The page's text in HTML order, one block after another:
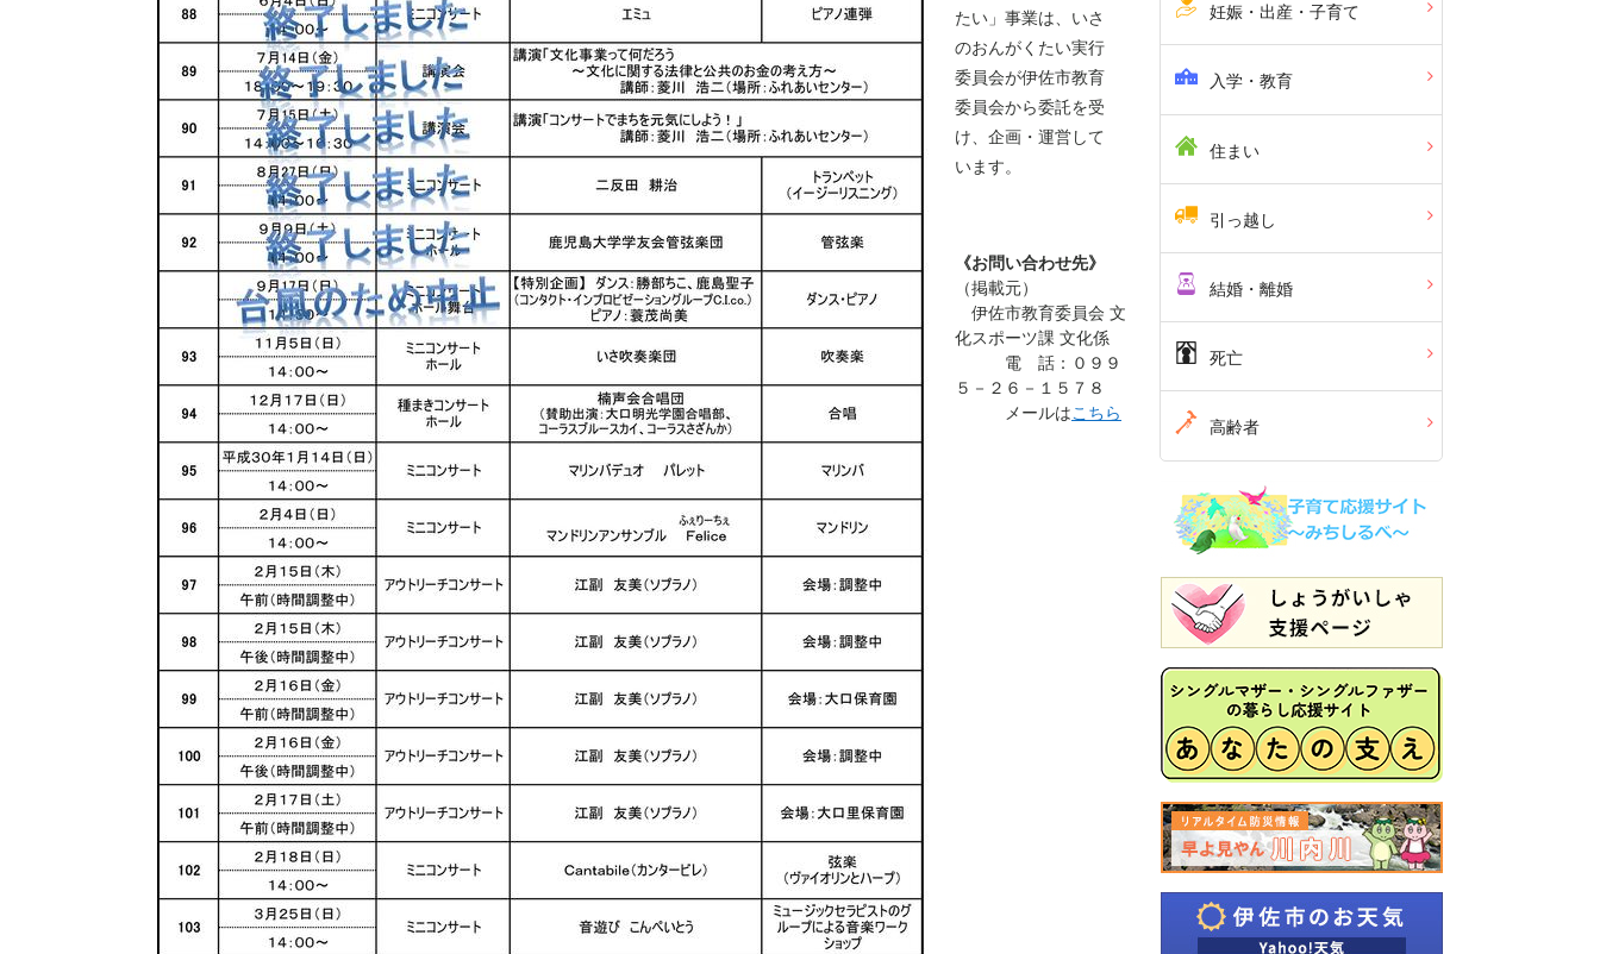
たい」事業は、いさ
のおんがくたい実行
委員会が伊佐市教育
委員会から委託を受
け、企画・運営して
います。
《お問い合わせ先》
（掲載元）
伊佐市教育委員会 文
化スポーツ課 文化係
電 話：０９９
５－２６－１５７８
メールはこちら
妊娠・出産・子育て
入学・教育
住まい
引っ越し
結婚・離婚
死亡
高齢者